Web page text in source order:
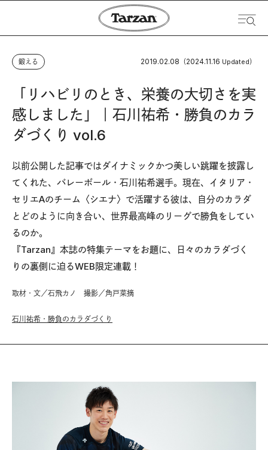
鍛える 2019.02.08 （2024.11.16 Updated）
「リハビリのとき、栄養の大切さを実
感しました」｜石川祐希・勝負のカラ
ダづくり vol.6
以前公開した記事ではダイナミックかつ美しい跳躍を披露し
てくれた、バレーボール・石川祐希選手。現在、イタリア・
セリエAのチーム〈シエナ〉で活躍する彼は、自分のカラダ
とどのように向き合い、世界最高峰のリーグで勝負をしてい
るのか。
『Tarzan』本誌の特集テーマをお題に、日々のカラダづく
りの裏側に迫るWEB限定連載！
取材・文／石飛カノ 撮影／角戸菜摘
石川祐希・勝負のカラダづくり